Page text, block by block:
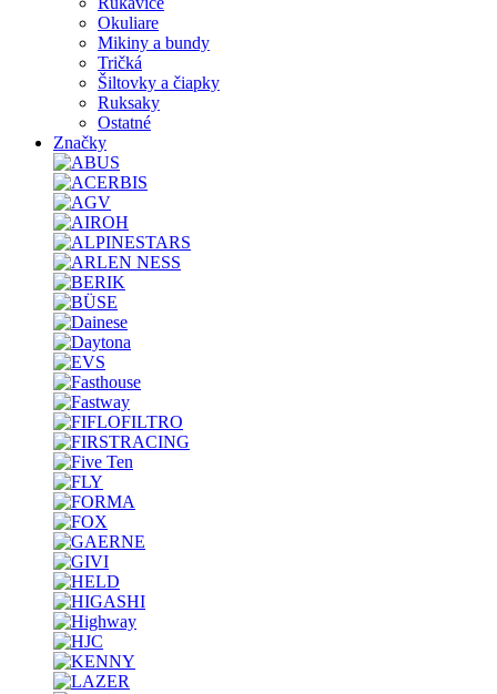
Okuliare
Mikiny a bundy
Tričká
Šiltovky a čiapky
Ruksaky
Ostatné
Značky